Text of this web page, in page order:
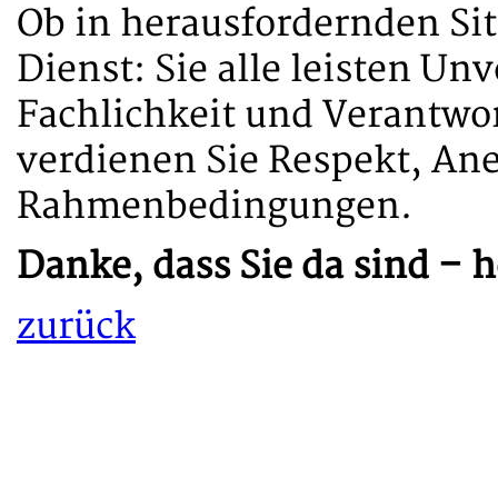
Ob in herausfordernden
Dienst: Sie alle leisten
Fachlichkeit und
verdienen Sie Respekt,
Rahmenbedingungen.
Danke, dass Sie da sind –
zurück